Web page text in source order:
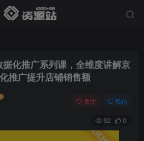
化推广系列课，全维度讲解京
推广提升店铺销售额
关注 私信
92 0